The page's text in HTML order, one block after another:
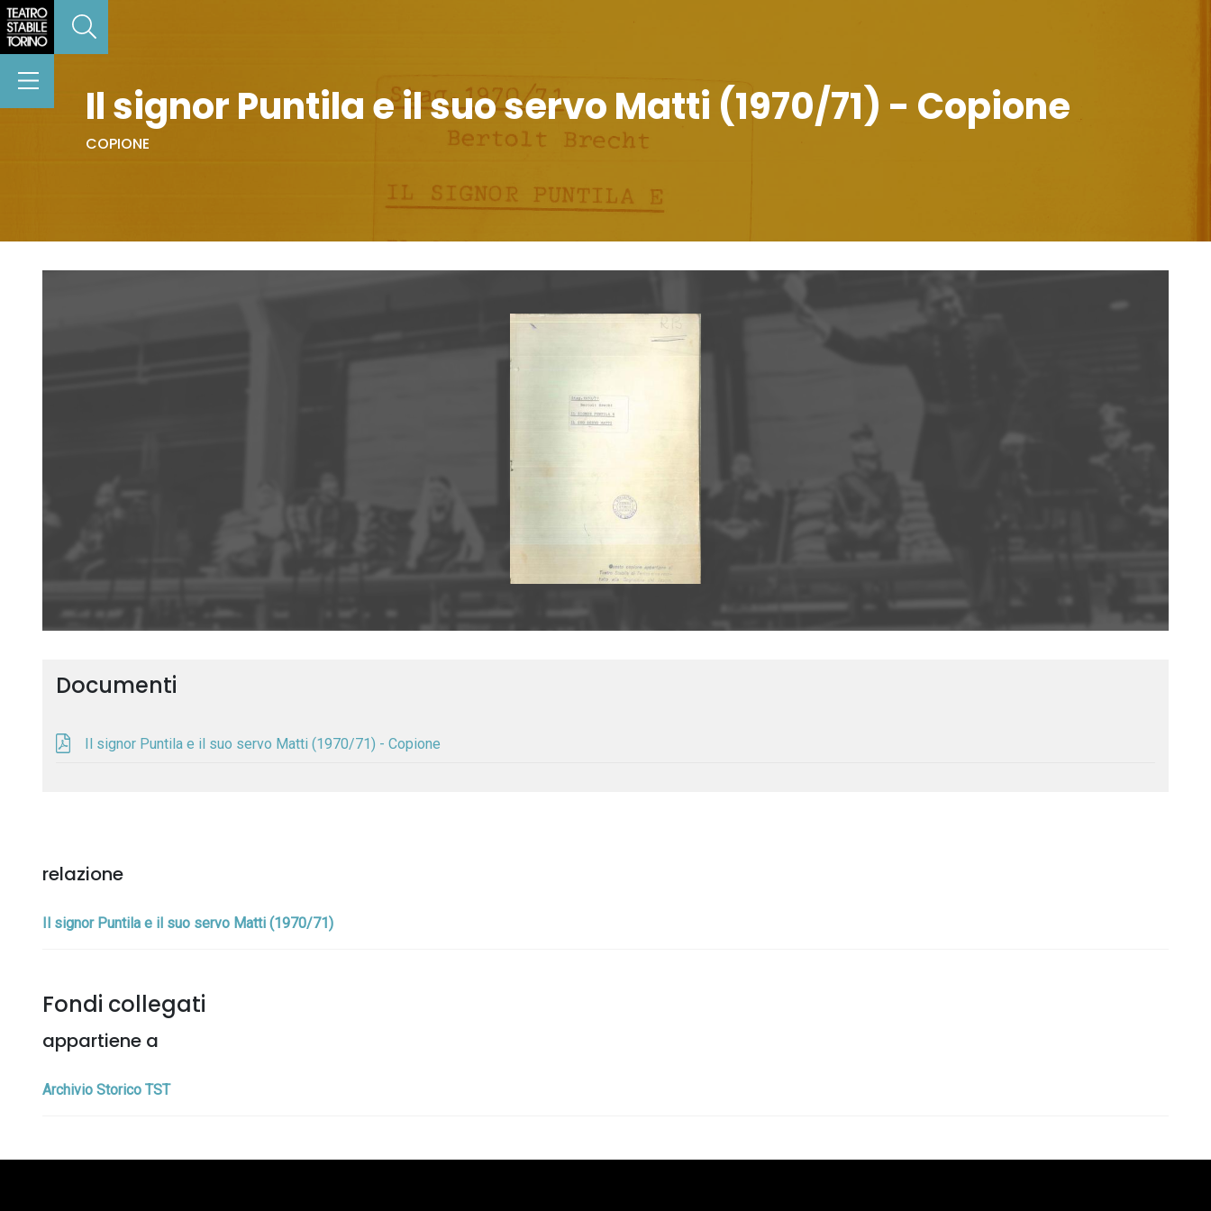
Il signor Puntila e il suo servo Matti (1970/71) - Copione
COPIONE
Documenti
Il signor Puntila e il suo servo Matti (1970/71) - Copione
relazione
Il signor Puntila e il suo servo Matti (1970/71)
Fondi collegati
appartiene a
Archivio Storico TST